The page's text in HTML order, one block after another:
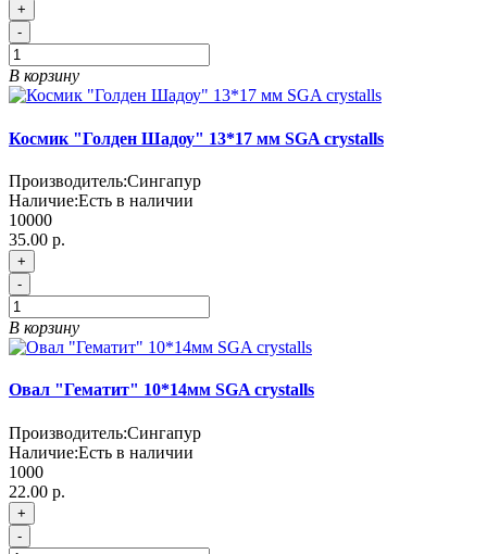
+
-
В корзину
Космик "Голден Шадоу" 13*17 мм SGA crystalls
Производитель:Сингапур
Наличие:Есть в наличии
10000
35.00 р.
+
-
В корзину
Овал "Гематит" 10*14мм SGA crystalls
Производитель:Сингапур
Наличие:Есть в наличии
1000
22.00 р.
+
-